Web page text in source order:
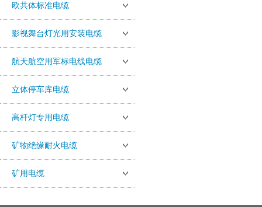
欧共体标准电缆
影视舞台灯光用安装电缆
航天航空用军标电线电缆
立体停车库电缆
高杆灯专用电缆
矿物绝缘耐火电缆
矿用电缆